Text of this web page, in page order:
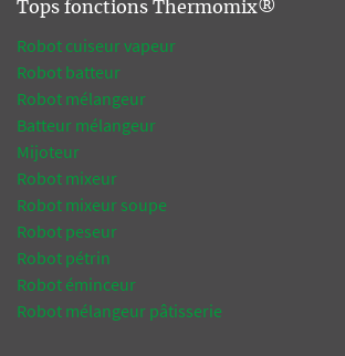
Tops fonctions Thermomix®
Robot cuiseur vapeur
Robot batteur
Robot mélangeur
Batteur mélangeur
Mijoteur
Robot mixeur
Robot mixeur soupe
Robot peseur
Robot pétrin
Robot éminceur
Robot mélangeur pâtisserie